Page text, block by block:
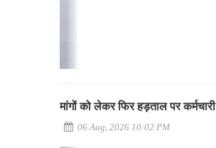
मांगों को लेकर फिर हड़ताल पर कर्मचारी
06 Aug, 2026 10:02 PM